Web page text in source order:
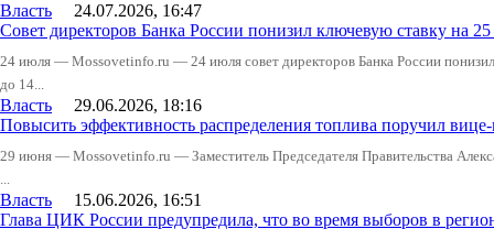
Власть 24.07.2026, 16:47
Совет директоров Банка России понизил ключевую ставку на
24 июля — Mossovetinfo.ru — 24 июля совет директоров Банка России
до 14...
Власть 29.06.2026, 18:16
Повысить эффективность распределения топлива поручил
29 июня — Mossovetinfo.ru — Заместитель Председателя Правительства
...
Власть 15.06.2026, 16:51
Глава ЦИК России предупредила, что во время выборов в